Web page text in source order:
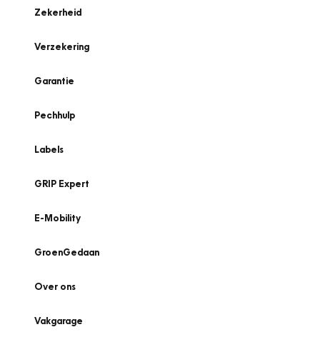
Zekerheid
Verzekering
Garantie
Pechhulp
Labels
GRIP Expert
E-Mobility
GroenGedaan
Over ons
Vakgarage